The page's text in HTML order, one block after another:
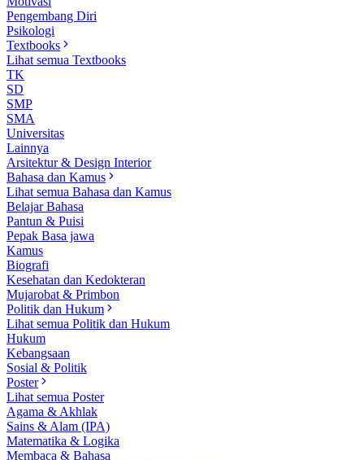
Pengembang Diri
Psikologi
Textbooks
Lihat semua Textbooks
TK
SD
SMP
SMA
Universitas
Lainnya
Arsitektur & Design Interior
Bahasa dan Kamus
Lihat semua Bahasa dan Kamus
Belajar Bahasa
Pantun & Puisi
Pepak Basa jawa
Kamus
Biografi
Kesehatan dan Kedokteran
Mujarobat & Primbon
Politik dan Hukum
Lihat semua Politik dan Hukum
Hukum
Kebangsaan
Sosial & Politik
Poster
Lihat semua Poster
Agama & Akhlak
Sains & Alam (IPA)
Matematika & Logika
Membaca & Bahasa